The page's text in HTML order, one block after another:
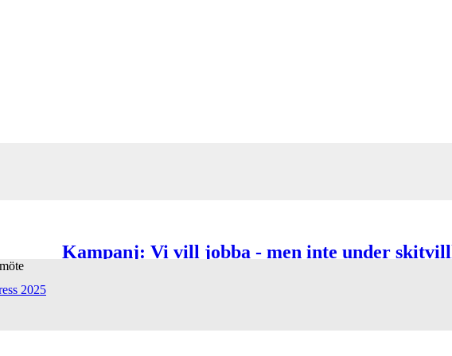
Kampanj: Vi vill jobba - men inte under